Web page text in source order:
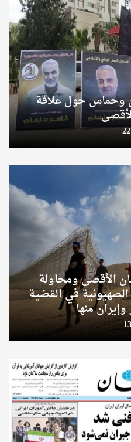
وحماس حول علاقة
الأقصى ومحاولة
الصهيونية في القضية
منها